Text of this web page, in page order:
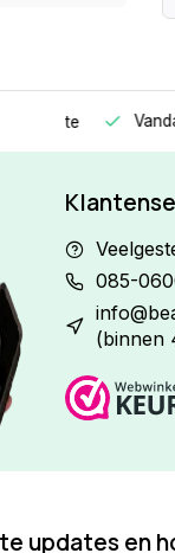
Vandaag
085-
(binnen
updates en